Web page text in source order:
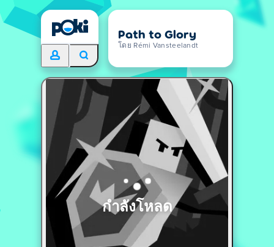
Path to Glory
โดย Rémi Vansteelandt
กำลังโหลด